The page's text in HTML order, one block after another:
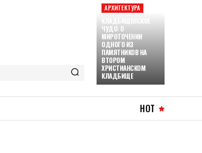
АРХИТЕКТУРА
КЛАДБИЩЕНСКОЕ
ЧУДО: О
МИРОТОЧЕНИИ
ОДНОГО ИЗ
ПАМЯТНИКОВ НА
ВТОРОМ
ХРИСТИАНСКОМ
КЛАДБИЩЕ
HOT